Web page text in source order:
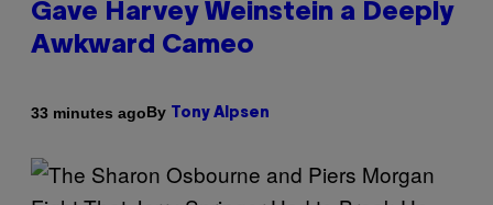
Gave Harvey Weinstein a Deeply
Awkward Cameo
33 minutes agoBy Tony Alpsen